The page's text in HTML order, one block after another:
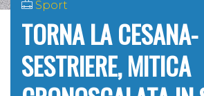
Sport
TORNA LA CESANA-
SESTRIERE, MITICA